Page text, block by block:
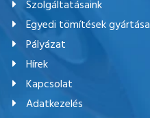
Szolgáltatásaink
Egyedi tömítések gyártása
Pályázat
Hírek
Kapcsolat
Adatkezelés